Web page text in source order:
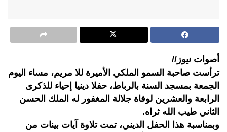
أصوات نيوز//
ترأست صاحبة السمو الملكي الأميرة للا مريم، مساء اليوم
الجمعة بمسجد السنة بالرباط، حفلا دينيا إحياء للذكرى
الرابعة والعشرين لوفاة جلالة المغفور له الملك الحسن
الثاني طيب الله ثراه.
وبمناسبة هذا الحفل الديني، تمت تلاوة آيات بينات من